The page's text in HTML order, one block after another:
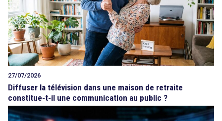
27/07/2026
Diffuser la télévision dans une maison de retraite
constitue-t-il une communication au public ?